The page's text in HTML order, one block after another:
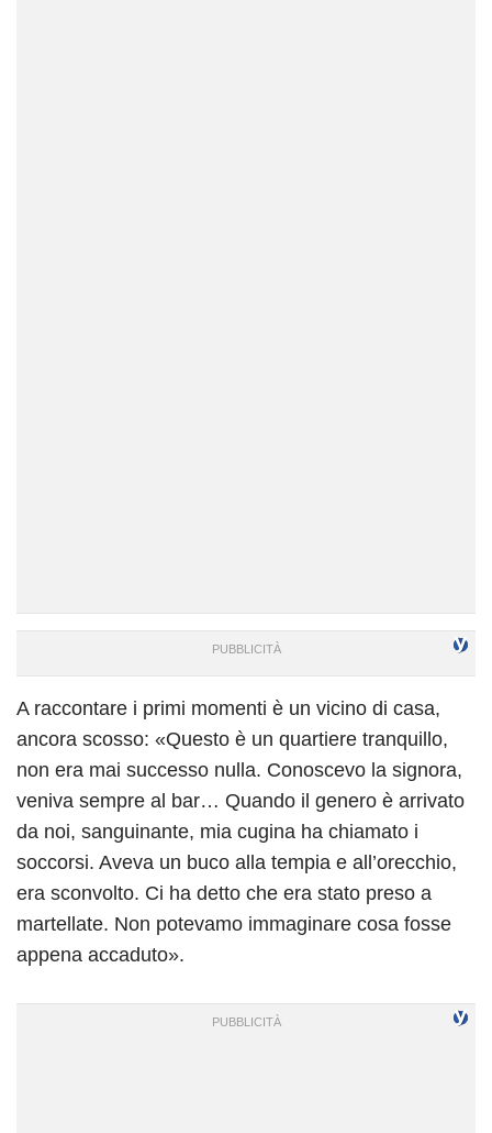
A raccontare i primi momenti è un vicino di casa,
ancora scosso: «Questo è un quartiere tranquillo,
non era mai successo nulla. Conoscevo la signora,
veniva sempre al bar… Quando il genero è arrivato
da noi, sanguinante, mia cugina ha chiamato i
soccorsi. Aveva un buco alla tempia e all’orecchio,
era sconvolto. Ci ha detto che era stato preso a
martellate. Non potevamo immaginare cosa fosse
appena accaduto».